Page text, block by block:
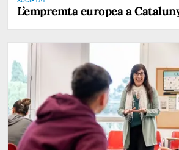
L’empremta europea a